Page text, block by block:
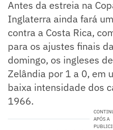
Antes da estreia na
Inglaterra ainda fará
contra a Costa Rica,
para os ajustes finais
domingo, os ingleses
Zelândia por 1 a 0, em
baixa intensidade dos
1966.
APÓS A